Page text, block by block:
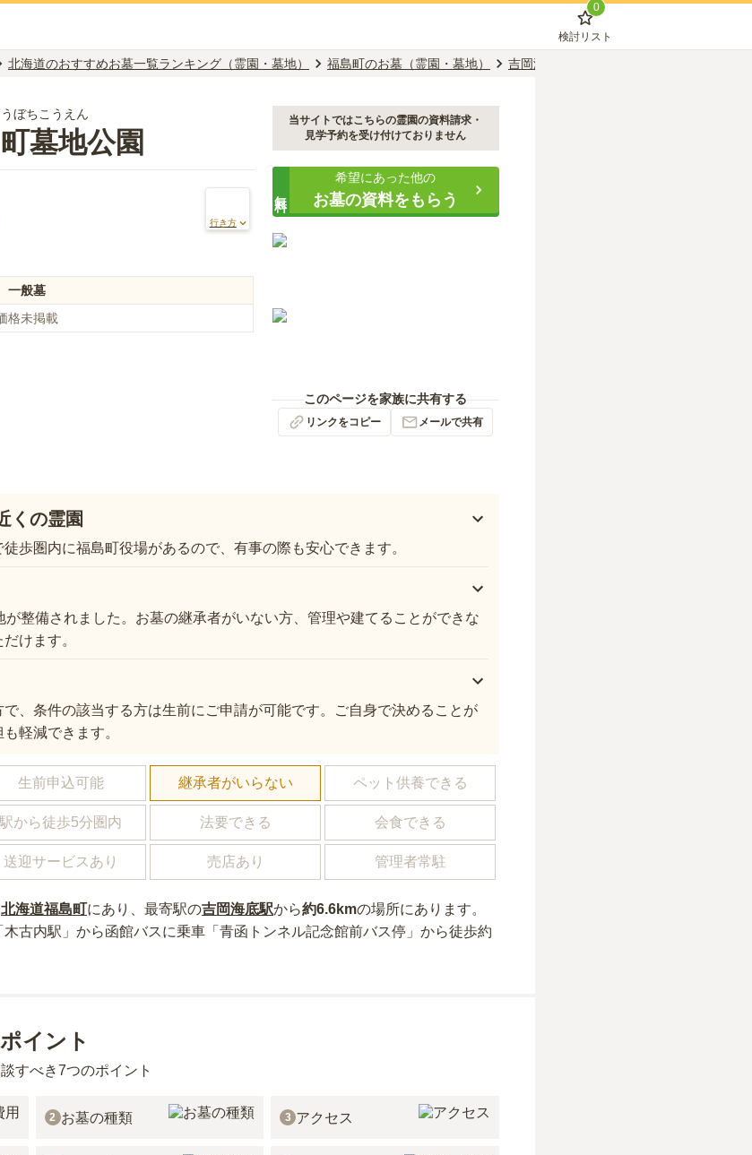
0
検討リスト
北海道のおすすめお墓一覧ランキング（霊園・墓地） 福島町のお墓（霊園・墓地） 吉岡海底駅のお墓（霊園・墓地）
ぼちこうえん
墓地公園
行き方
一般墓
格未掲載
当サイトではこちらの霊園の資料請求・
見学予約を受け付けておりません
希望にあった他の
お墓の資料をもらう
このページを家族に共有する
リンクをコピー メールで共有
くの霊園
歩圏内に福島町役場があるので、有事の際も安心できます。
整備されました。お墓の継承者がいない方、管理や建てることができな
けます。
、条件の該当する方は生前にご申請が可能です。ご自身で決めることが
軽減できます。
生前申込可能 継承者がいらない ペット供養できる
駅から徒歩5分圏内 法要できる 会食できる
送迎サービスあり 売店あり 管理者常駐
北海道福島町にあり 、最寄駅の吉岡海底駅から約6.6kmの場所にあり ます。
古内駅」から函館バスに乗車「青函トンネル記念館前バス停」から徒歩約
イント
すべき7つのポイント
2 お墓の種類 3 アクセス